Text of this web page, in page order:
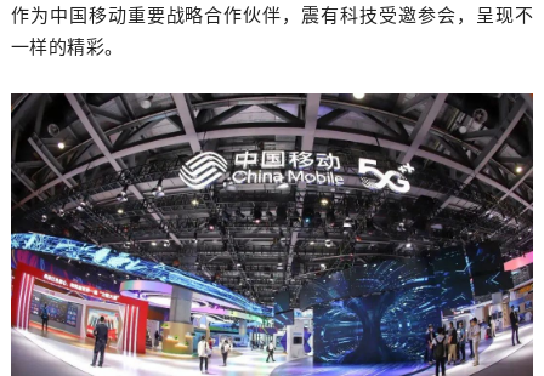
作为中国移动重要战略合作伙伴，震有科技受邀参会，呈现不
一样的精彩。